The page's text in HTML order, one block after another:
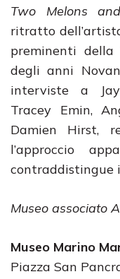
Two Melons
ritratto
preminenti
degli anni
interviste a
Tracey Emin,
Damien Hirst,
l’approccio
contraddistingue
Museo associato
Museo Marino
Piazza San